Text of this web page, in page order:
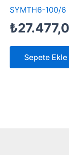
SYMTH6-100/6
₺
Sepete Ekle